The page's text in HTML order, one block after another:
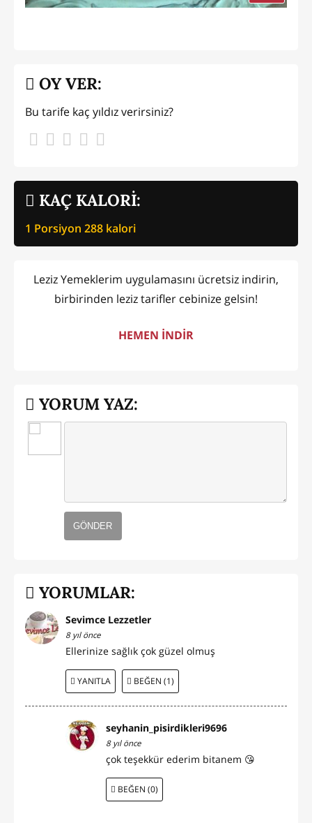
KAÇ KALORİ:
1 Porsiyon 288 kalori
OY VER:
Bu tarife kaç yıldız verirsiniz?
Leziz Yemeklerim uygulamasını ücretsiz indirin,
birbirinden leziz tarifler cebinize gelsin!
HEMEN İNDİR
YORUM YAZ:
GÖNDER
YORUMLAR:
Sevimce Lezzetler
8 yıl önce
Ellerinize sağlık çok güzel olmuş
YANITLA BEĞEN (1)
seyhanin_pisirdikleri9696
8 yıl önce
çok teşekkür ederim bitanem 😘
BEĞEN (0)